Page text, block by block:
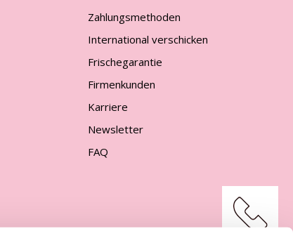
Zahlungsmethoden
International verschicken
Frischegarantie
Firmenkunden
Karriere
Newsletter
FAQ